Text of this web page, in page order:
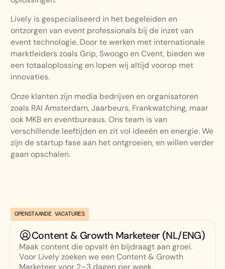
​Lively is gespecialiseerd in het begeleiden en
ontzorgen van event professionals bij de inzet van
event technologie. Door te werken met internationale
marktleiders zoals Grip, Swoogo en Cvent, bieden we
een totaaloplossing en lopen wij altijd voorop met
innovaties.
Onze klanten zijn media bedrijven en organisatoren
zoals RAI Amsterdam, Jaarbeurs, Frankwatching, maar
ook MKB en eventbureaus. Ons team is van
verschillende leeftijden en zit vol ideeën en energie. We
zijn de startup fase aan het ontgroeien, en willen verder
gaan opschalen.
OPENSTAANDE VACATURES
Content & Growth Marketeer (NL/ENG)
Maak content die opvalt én bijdraagt aan groei.
Voor Lively zoeken we een Content & Growth
Marketeer voor 2–3 dagen per week.